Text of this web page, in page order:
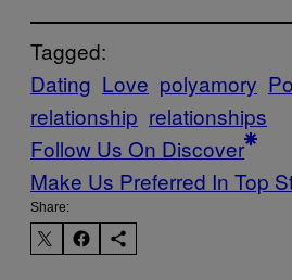
Tagged:
Dating Love polyamory
relationship relationships
Follow Us On Discover
Make Us Preferred In Top
Share: